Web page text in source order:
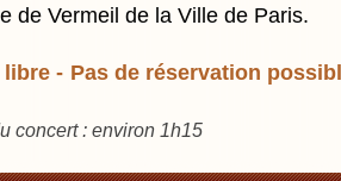
de Vermeil de la Ville de Paris.
libre - Pas de réservation
concert : environ 1h15